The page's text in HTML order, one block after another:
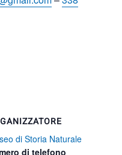
di Storia Naturale
di telefono